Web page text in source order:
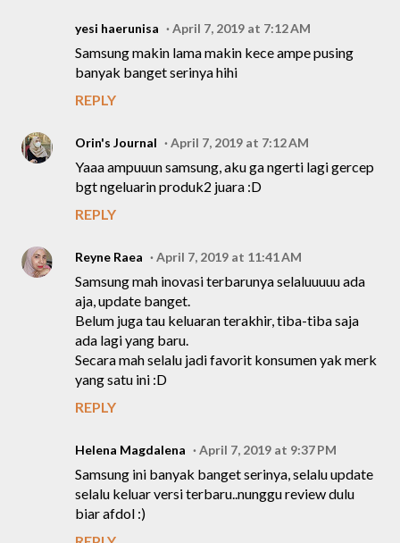
yesi haerunisa April 7, 2019 at 7:12 AM
Samsung makin lama makin kece ampe pusing
banyak banget serinya hihi
REPLY
Orin's Journal April 7, 2019 at 7:12 AM
Yaaa ampuuun samsung, aku ga ngerti lagi gercep
bgt ngeluarin produk2 juara :D
REPLY
Reyne Raea April 7, 2019 at 11:41 AM
Samsung mah inovasi terbarunya selaluuuuu ada
aja, update banget.
Belum juga tau keluaran terakhir, tiba-tiba saja
ada lagi yang baru.
Secara mah selalu jadi favorit konsumen yak merk
yang satu ini :D
REPLY
Helena Magdalena April 7, 2019 at 9:37 PM
Samsung ini banyak banget serinya, selalu update
selalu keluar versi terbaru..nunggu review dulu
biar afdol :)